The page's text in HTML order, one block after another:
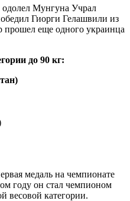
одолел Мунгуна Учрал
Гиорги Гелашвили из
еще одного украинца
до 90 кг:
медаль на чемпионате
году он стал чемпионом
весовой категории.